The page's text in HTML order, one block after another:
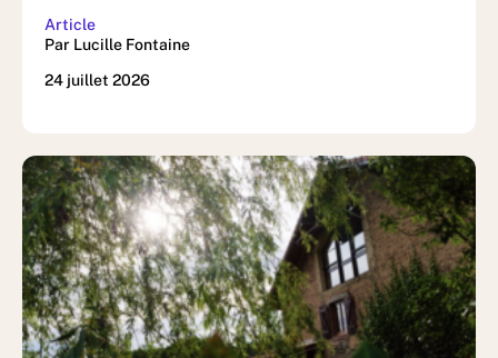
Article
Par Lucille Fontaine
24 juillet 2026